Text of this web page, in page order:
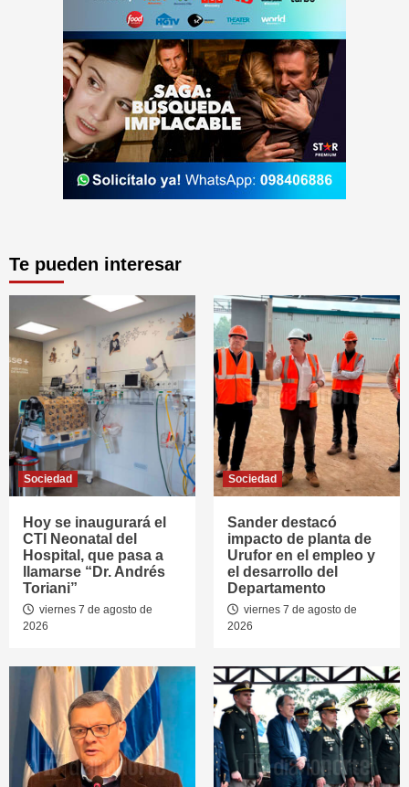
Te pueden interesar
Sociedad
Hoy se inaugurará el
CTI Neonatal del
Hospital, que pasa a
llamarse “Dr. Andrés
Toriani”
viernes 7 de agosto de
2026
Sociedad
Sander destacó
impacto de planta de
Urufor en el empleo y
el desarrollo del
Departamento
viernes 7 de agosto de
2026